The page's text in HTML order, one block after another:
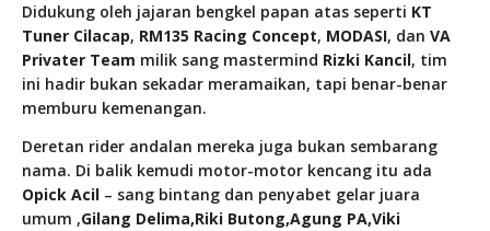
Didukung oleh jajaran bengkel papan atas seperti KT
Tuner Cilacap, RM135 Racing Concept, MODASI, dan VA
Privater Team milik sang mastermind Rizki Kancil, tim
ini hadir bukan sekadar meramaikan, tapi benar-benar
memburu kemenangan.
Deretan rider andalan mereka juga bukan sembarang
nama. Di balik kemudi motor-motor kencang itu ada
Opick Acil – sang bintang dan penyabet gelar juara
umum ,Gilang Delima,Riki Butong,Agung PA,Viki